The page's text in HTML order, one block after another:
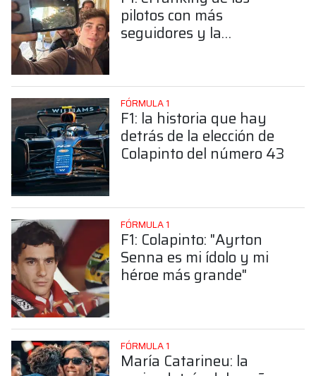
pilotos con más
seguidores y la
FÓRMULA 1
F1: la historia que hay
detrás de la elección de
Colapinto del número 43
FÓRMULA 1
F1: Colapinto: "Ayrton
Senna es mi ídolo y mi
héroe más grande"
FÓRMULA 1
María Catarineu: la